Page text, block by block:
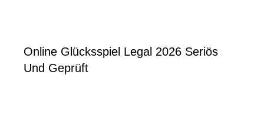
Online Glücksspiel Legal 2026 Seriös
Und Geprüft